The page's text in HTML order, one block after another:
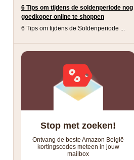
6 Tips om tijdens de soldenperiode nog
goedkoper online te shoppen
6 Tips om tijdens de Soldenperiode ...
Stop met zoeken!
Ontvang de beste Amazon België
kortingscodes meteen in jouw
mailbox